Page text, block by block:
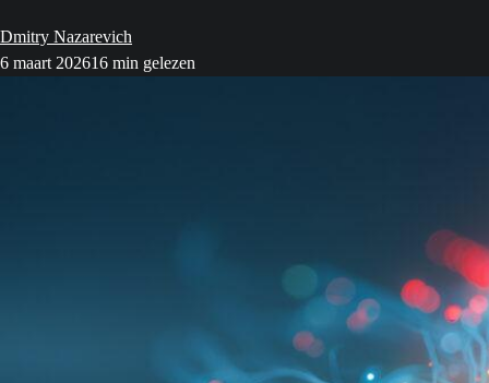
Dmitry Nazarevich
6 maart 202616 min gelezen